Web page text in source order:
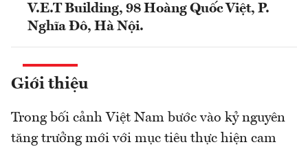
V.E.T Building, 98 Hoàng Quốc Việt, P.
Nghĩa Đô, Hà Nội.
Giới thiệu
Trong bối cảnh Việt Nam bước vào kỷ nguyên
tăng trưởng mới với mục tiêu thực hiện cam